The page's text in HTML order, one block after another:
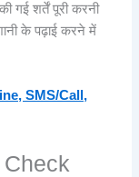
गई शर्तें पूरी करनी
के पढ़ाई करने में
SMS/Call,